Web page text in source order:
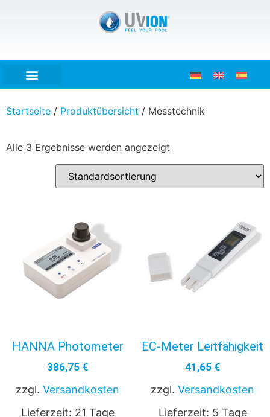
Startseite / Produktübersicht / Messtechnik
Alle 3 Ergebnisse werden angezeigt
HANNA Photometer
386,75 €
zzgl. Versandkosten
Lieferzeit: 21 Tage
EC-Meter Leitfähigkeit
41,65 €
zzgl. Versandkosten
Lieferzeit: 5 Tage